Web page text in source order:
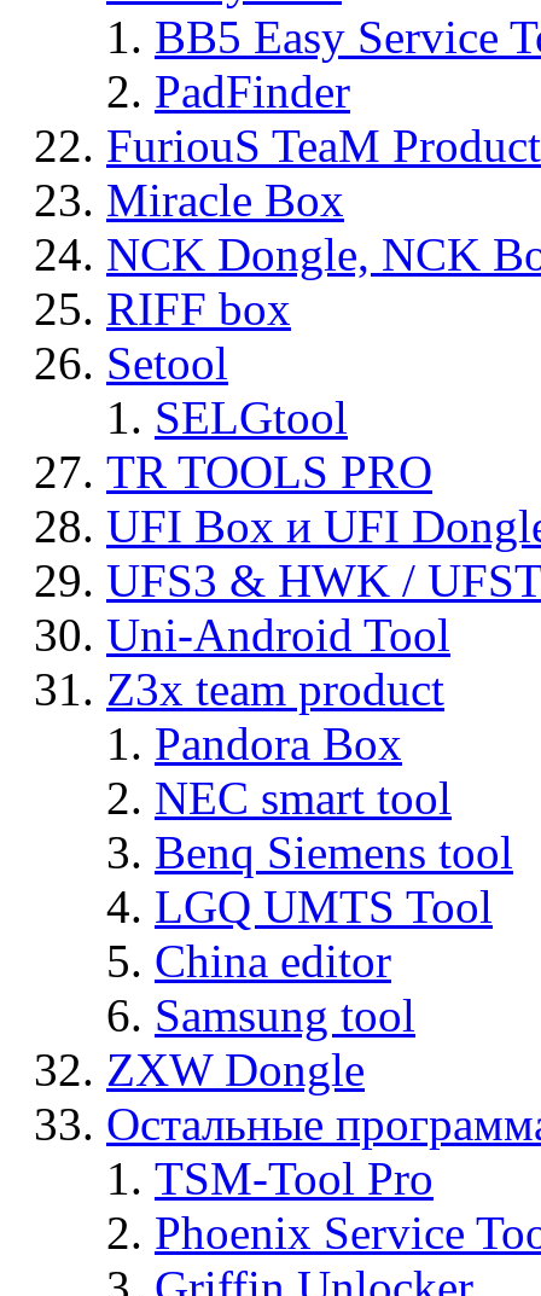
BB5 Easy Service
PadFinder
FuriouS TeaM
Miracle Box
NCK Dongle, NCK
RIFF box
Setool
SELGtool
TR TOOLS PRO
UFI Box и UFI
UFS3 & HWK /
Uni-Android Tool
Z3x team product
Pandora Box
NEC smart tool
Benq Siemens tool
LGQ UMTS Tool
China editor
Samsung tool
ZXW Dongle
Остальные
TSM-Tool Pro
Phoenix Service